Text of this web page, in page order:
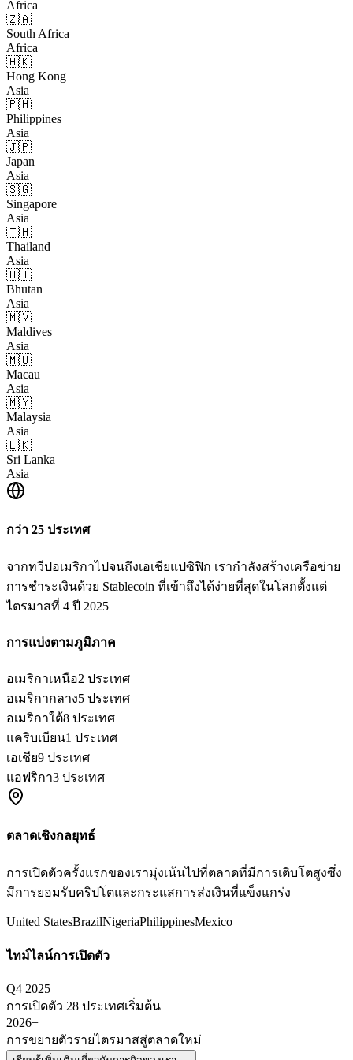
Africa
🇿🇦
South Africa
Africa
🇭🇰
Hong Kong
Asia
🇵🇭
Philippines
Asia
🇯🇵
Japan
Asia
🇸🇬
Singapore
Asia
🇹🇭
Thailand
Asia
🇧🇹
Bhutan
Asia
🇲🇻
Maldives
Asia
🇲🇴
Macau
Asia
🇲🇾
Malaysia
Asia
🇱🇰
Sri Lanka
Asia
กว่า 25 ประเทศ
จากทวีปอเมริกาไปจนถึงเอเชียแปซิฟิก เรากำลังสร้างเครือข่าย
การชำระเงินด้วย Stablecoin ที่เข้าถึงได้ง่ายที่สุดในโลกตั้งแต่
ไตรมาสที่ 4 ปี 2025
การแบ่งตามภูมิภาค
อเมริกาเหนือ2 ประเทศ
อเมริกากลาง5 ประเทศ
อเมริกาใต้8 ประเทศ
แคริบเบียน1 ประเทศ
เอเชีย9 ประเทศ
แอฟริกา3 ประเทศ
ตลาดเชิงกลยุทธ์
การเปิดตัวครั้งแรกของเรามุ่งเน้นไปที่ตลาดที่มีการเติบโตสูงซึ่ง
มีการยอมรับคริปโตและกระแสการส่งเงินที่แข็งแกร่ง
United StatesBrazilNigeriaPhilippinesMexico
ไทม์ไลน์การเปิดตัว
Q4 2025
การเปิดตัว 28 ประเทศเริ่มต้น
2026+
การขยายตัวรายไตรมาสสู่ตลาดใหม่